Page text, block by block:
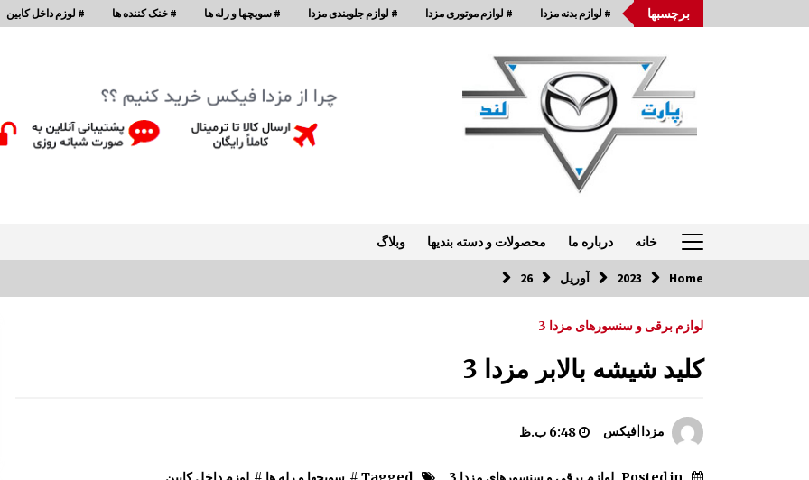
to
برچسبها # لوازم بدنه مزدا # لوازم موتوری مزدا # لوازم جلوبندی مزدا # سویچها و رله ها # خنک کننده ها # لوزم داخل کابین
خانه درباره ما محصولات و دسته بندیها وبلاگ
تماس با ما: 33954875-021
قفل کمربند مزدا 323 GLX , FL
Home
2023 آوریل 26
لوازم برقی و سنسورهای مزدا 3
کلید شیشه بالابر مزدا 3
مزدا|فیکس